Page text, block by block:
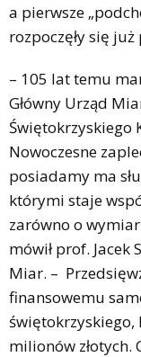
a pierwsze
rozpoczęły się
– 105 lat temu
Główny Urząd
Świętokrzyskiego
Nowoczesne
posiadamy ma
którymi staje
zarówno o
mówił prof. Jacek
Miar. –
finansowemu
świętokrzyskiego,
milionów złotych.